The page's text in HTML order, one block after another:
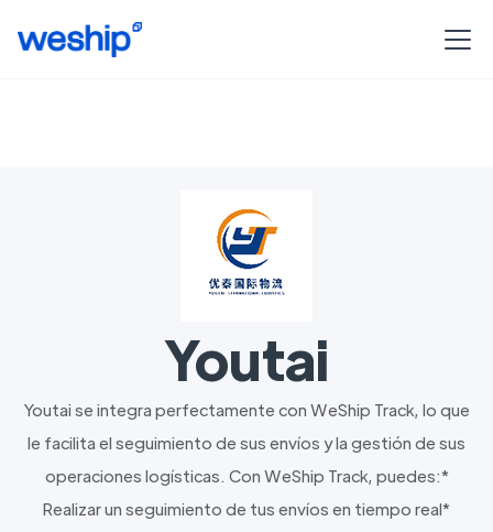
Youtai
Youtai se integra perfectamente con WeShip Track, lo que
le facilita el seguimiento de sus envíos y la gestión de sus
operaciones logísticas. Con WeShip Track, puedes:*
Realizar un seguimiento de tus envíos en tiempo real*